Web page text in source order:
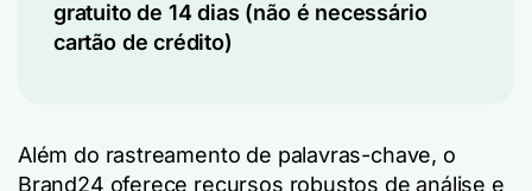
gratuito de 14 dias (não é necessário
cartão de crédito)
Além do rastreamento de palavras-chave, o
Brand24 oferece recursos robustos de análise e